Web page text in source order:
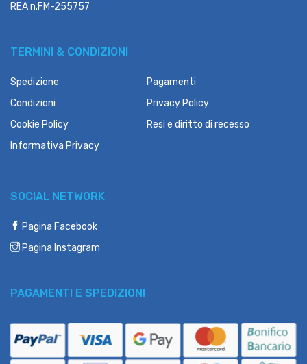
REA n.FM-255757
TERMINI & CONDIZIONI
Spedizione
Pagamenti
Condizioni
Privacy Policy
Cookie Policy
Resi e diritto di recesso
Informativa Privacy
SOCIAL NETWORK
Pagina Facebook
Pagina Instagram
PAGAMENTI E SPEDIZIONI